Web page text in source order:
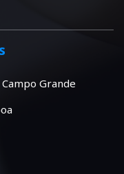
Campo Grande